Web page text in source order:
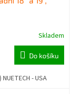
Skladem
Do košíku
- USA